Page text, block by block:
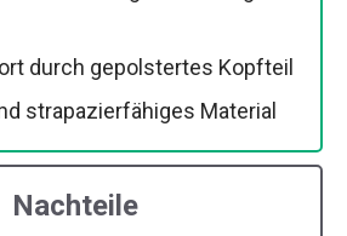
durch gepolstertes Kopfteil
strapazierfähiges Material
Nachteile